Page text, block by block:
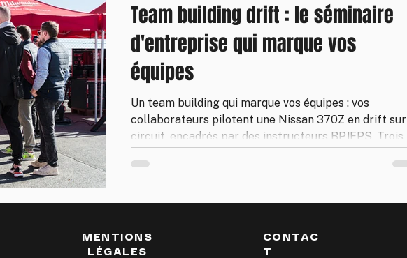
Team building drift : le séminaire
d'entreprise qui marque vos
équipes
Un team building qui marque vos équipes : vos
collaborateurs pilotent une Nissan 370Z en drift sur
circuit, encadrés par des instructeurs BPJEPS. Trois
participants, partout en France et toute l'année.
MENTIONS
LÉGALES
CONTAC
T